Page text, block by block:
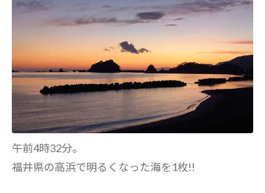
午前4時32分。
福井県の高浜で明るくなった海を1枚!!